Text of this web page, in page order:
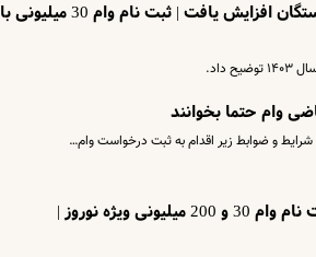
سورپرایز اول سالی تامین اجتماعی برای بازنشستگان | وام بازنشستگان افزایش یافت | ثبت نام وام 30 میلیونی با
وام حتما بخوانند
و ضوابط زیر اقدام به ثبت درخواست وام…
ثبت نام وام بازنشستگان بدون ضامن با حساب یارانه | شرایط ثبت نام وام 30 و 200 میلیونی ویژه نوروز |